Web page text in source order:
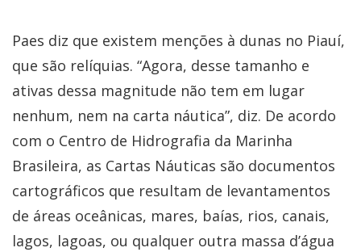
Paes diz que existem menções à dunas no Piauí,
que são relíquias. “Agora, desse tamanho e
ativas dessa magnitude não tem em lugar
nenhum, nem na carta náutica”, diz. De acordo
com o Centro de Hidrografia da Marinha
Brasileira, as Cartas Náuticas são documentos
cartográficos que resultam de levantamentos
de áreas oceânicas, mares, baías, rios, canais,
lagos, lagoas, ou qualquer outra massa d’água